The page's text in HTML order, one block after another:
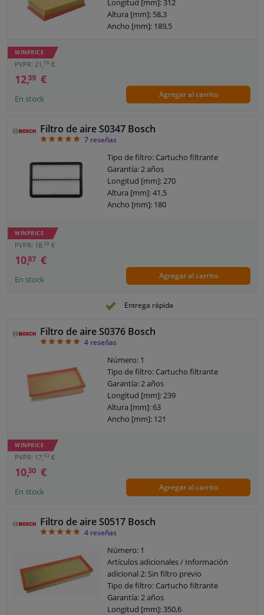
Longitud [mm]: 312
Altura [mm]: 58,3
Ancho [mm]: 189,5
WINPRICE
PVPR: 21, 78 €
12,39 €
En stock Agregar al carrito
Filtro de aire S0347 Bosch
4.86
7 reseñas
Tipo de filtro: Cartucho filtrante
Garantía: 2 años
Longitud [mm]: 270
Altura [mm]: 41,5
Ancho [mm]: 180
WINPRICE
PVPR: 18,28 €
10,87 €
En stock Agregar al carrito
Entrega rápida
Filtro de aire S0376 Bosch
54 reseñas
Número: 1
Tipo de filtro: Cartucho filtrante
Garantía: 2 años
Longitud [mm]: 239
Altura [mm]: 63
Ancho [mm]: 121
WINPRICE
PVPR: 17, 53 €
10,30 €
En stock Agregar al carrito
Filtro de aire S0517 Bosch
54 reseñas
Número: 1
Artículos adicionales / Información
adicional 2: Sin filtro previo
Tipo de filtro: Cartucho filtrante
Garantía: 2 años
Longitud [mm]: 350,6